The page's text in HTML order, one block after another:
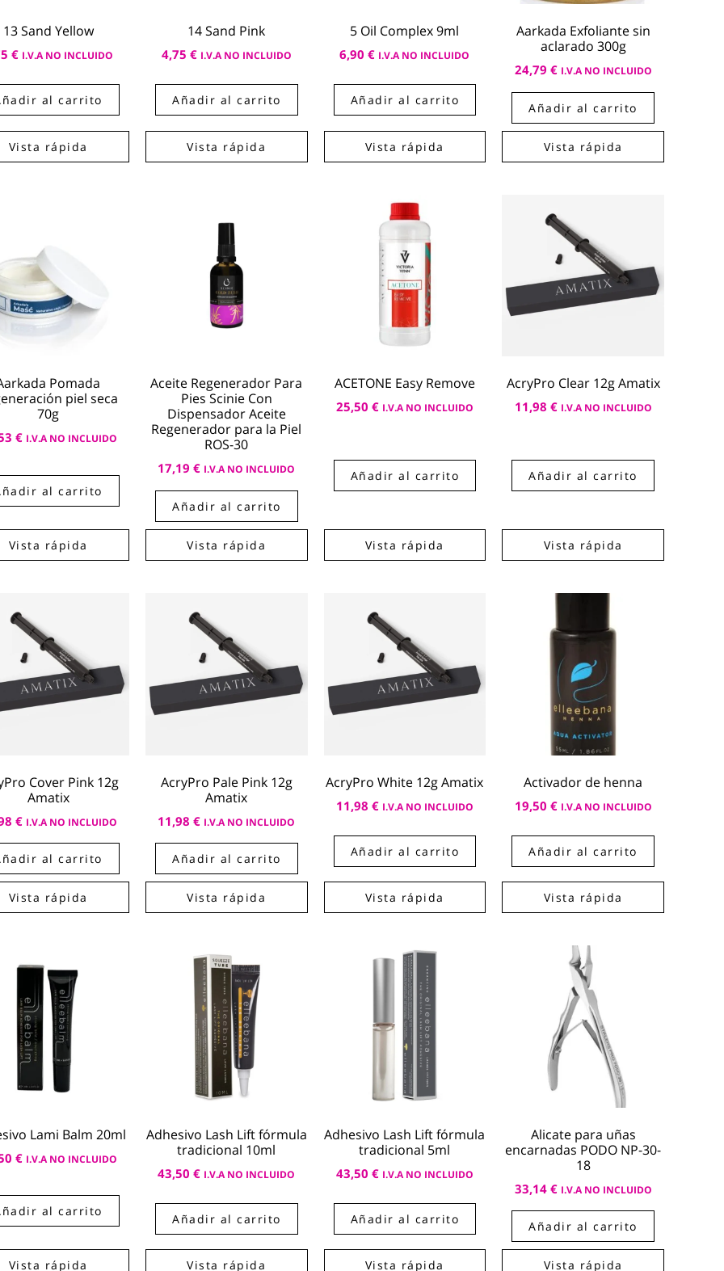
13 Sand Yellow
€ I.V.A NO INCLUIDO
al carrito
Vista rápida
14 Sand Pink
4,75 € I.V.A NO INCLUIDO
Añadir al carrito
Vista rápida
5 Oil Complex 9ml
6,90€ I.V.A NO INCLUIDO
Añadir al carrito
Vista rápida
Aarkada Exfoliante sin
aclarado 300g
24,79 € I.V.A NO INCLUIDO
Añadir al carrito
Vista rápida
Pomada
piel seca
70g
€ I.V.A NO INCLUIDO
al carrito
Vista rápida
Aceite Regenerador Para
Pies Scinie Con
Dispensador Aceite
Regenerador para la Piel
ROS-30
17,19€ I.V.A NO INCLUIDO
Añadir al carrito
Vista rápida
ACETONE Easy Remove
25,50 € I.V.A NO INCLUIDO
Añadir al carrito
Vista rápida
AcryPro Clear 12g Amatix
11,98 € I.V.A NO INCLUIDO
Añadir al carrito
Vista rápida
Cover Pink 12g
Amatix
€ I.V.A NO INCLUIDO
al carrito
Vista rápida
AcryPro Pale Pink 12g
Amatix
11,98€ I.V.A NO INCLUIDO
Añadir al carrito
Vista rápida
AcryPro White 12g Amatix
11,98 € I.V.A NO INCLUIDO
Añadir al carrito
Vista rápida
Activador de henna
19,50 € I.V.A NO INCLUIDO
Añadir al carrito
Vista rápida
Lami Balm 20ml
€ I.V.A NO INCLUIDO
al carrito
Vista rápida
Adhesivo Lash Lift fórmula
tradicional 10ml
43,50€ I.V.A NO INCLUIDO
Añadir al carrito
Vista rápida
Adhesivo Lash Lift fórmula
tradicional 5ml
43,50 € I.V.A NO INCLUIDO
Añadir al carrito
Vista rápida
Alicate para uñas
encarnadas PODO NP-30-
18
33,14 € I.V.A NO INCLUIDO
Añadir al carrito
Vista rápida